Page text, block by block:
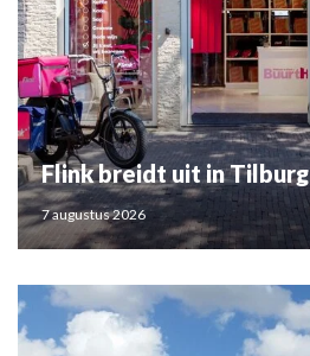
Flink breidt uit in Tilburg
7 augustus 2026